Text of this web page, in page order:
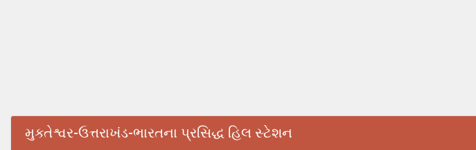
મુક્તેશ્વર-ઉત્તરાખંડ-ભારતના પ્રસિદ્ધ હિલ સ્ટેશન